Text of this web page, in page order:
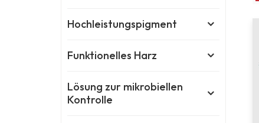
Hochleistungspigment
Funktionelles Harz
Lösung zur mikrobiellen
Kontrolle